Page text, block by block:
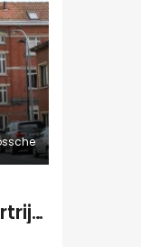
Ruime duplex 40 m2 kot in Kortrijk centraal gelegen.